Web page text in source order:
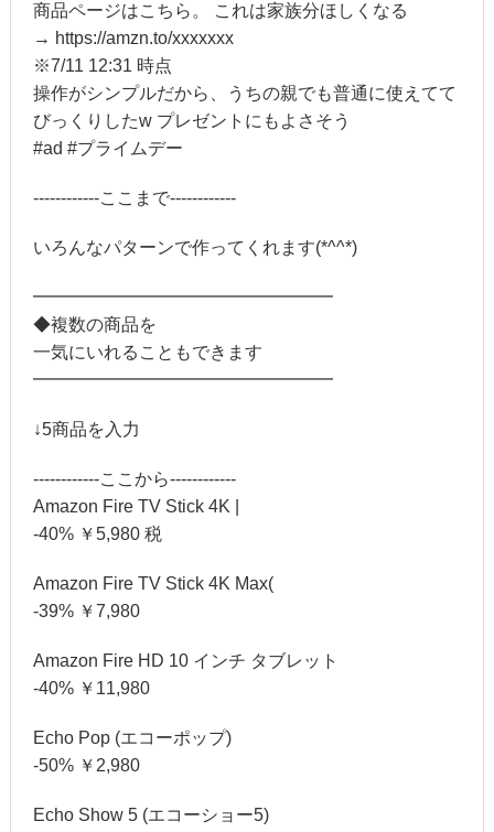
商品ページはこちら。 これは家族分ほしくなる
→ https://amzn.to/xxxxxxx
※7/11 12:31 時点
操作がシンプルだから、うちの親でも普通に使えてて
びっくりしたw プレゼントにもよさそう
#ad #プライムデー
------------ここまで------------
いろんなパターンで作ってくれます(*^^*)
━━━━━━━━━━━━━━━━━
◆複数の商品を
一気にいれることもできます
━━━━━━━━━━━━━━━━━
↓5商品を入力
------------ここから------------
Amazon Fire TV Stick 4K |
-40% ￥5,980 税
Amazon Fire TV Stick 4K Max(
-39% ￥7,980
Amazon Fire HD 10 インチ タブレット
-40% ￥11,980
Echo Pop (エコーポップ)
-50% ￥2,980
Echo Show 5 (エコーショー5)